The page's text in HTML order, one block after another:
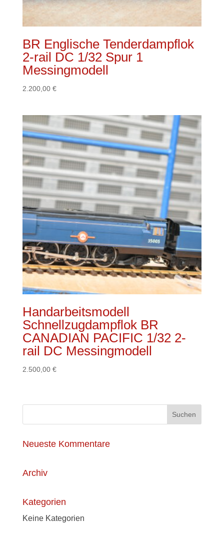
BR Englische Tenderdampflok
2-rail DC 1/32 Spur 1
Messingmodell
2.200,00 €
Handarbeitsmodell
Schnellzugdampflok BR
CANADIAN PACIFIC 1/32 2-
rail DC Messingmodell
2.500,00 €
Neueste Kommentare
Archiv
Kategorien
Keine Kategorien